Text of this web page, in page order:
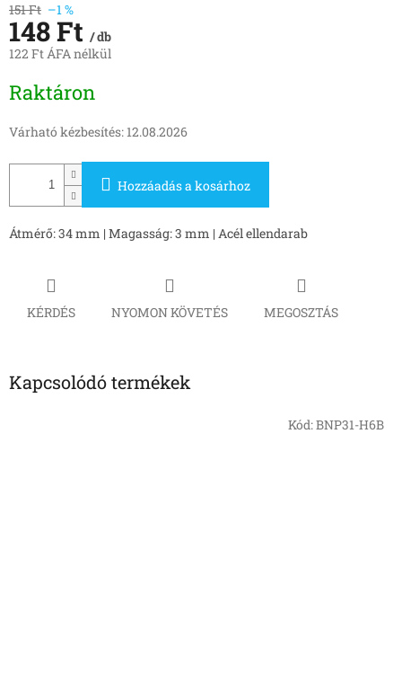
151 Ft –1 %
148 Ft / db
122 Ft ÁFA nélkül
Raktáron
Várható kézbesítés: 12.08.2026
Hozzáadás a kosárhoz
Átmérő: 34 mm | Magasság: 3 mm | Acél ellendarab
KÉRDÉS NYOMON KÖVETÉS MEGOSZTÁS
Kapcsolódó termékek
Kód:BNP31-H6B